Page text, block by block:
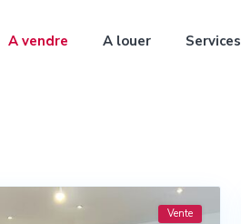
A vendre A louer Services
Vente